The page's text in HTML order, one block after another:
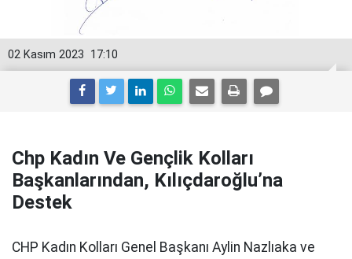
17:10
02 Kasım 2023
Chp Kadın Ve Gençlik Kolları
Başkanlarından, Kılıçdaroğlu’na
Destek
CHP Kadın Kolları Genel Başkanı Aylin Nazlıaka ve